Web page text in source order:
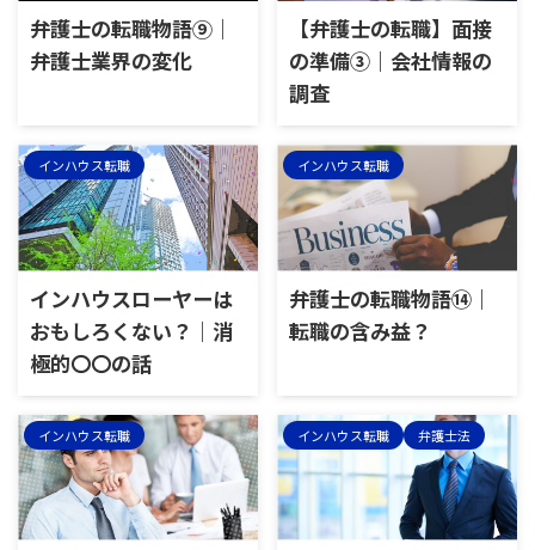
弁護士の転職物語⑨｜
弁護士業界の変化
【弁護士の転職】面接
の準備③｜会社情報の
調査
インハウス転職
インハウスローヤーは
おもしろくない？｜消
極的〇〇の話
インハウス転職
弁護士の転職物語⑭｜
転職の含み益？
インハウス転職 インハウス転職 弁護士法